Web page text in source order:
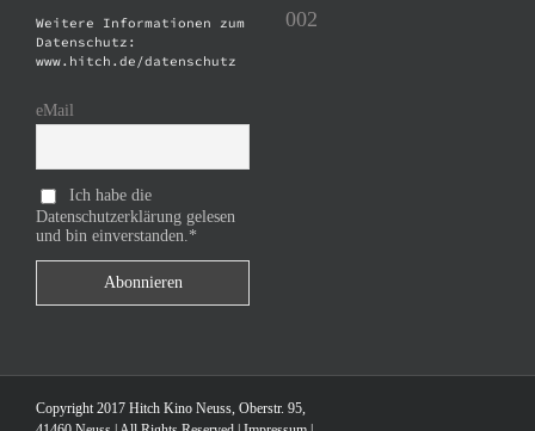
Weitere Informationen zum
Datenschutz:
www.hitch.de/datenschutz
eMail
Ich habe die
Datenschutzerklärung gelesen
und bin einverstanden.*
002
Copyright 2017 Hitch Kino Neuss, Oberstr. 95,